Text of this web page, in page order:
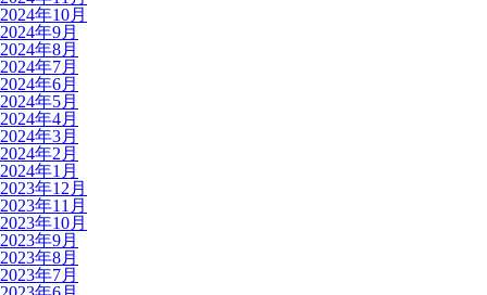
2024年10月
2024年9月
2024年8月
2024年7月
2024年6月
2024年5月
2024年4月
2024年3月
2024年2月
2024年1月
2023年12月
2023年11月
2023年10月
2023年9月
2023年8月
2023年7月